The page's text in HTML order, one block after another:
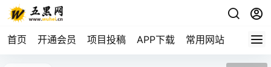
首页 开通会员 项目投稿 APP下载 常用网站